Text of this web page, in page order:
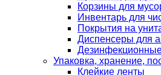
Корзины для
Инвентарь для
Покрытия на
Диспенсеры для
Упаковка, хранение,
Клейкие ленты